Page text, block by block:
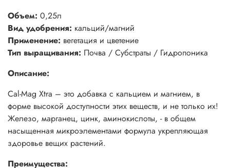
Объем: 0,25л
Вид удобрения: кальций/магний
Применение: вегетация и цветение
Тип выращивания: Почва / Субстраты / Гидропоника
Описание:
Cal-Mag Xtra – это добавка с кальцием и магнием, в
форме высокой доступности этих веществ, и не только их!
Железо, марганец, цинк, аминокислоты, - в общем
насыщенная микроэлементами формула укрепляющая
здоровье вещих растений.
Преимущества: